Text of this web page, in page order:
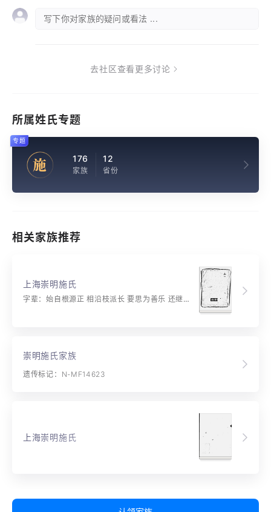
写下你对家族的疑问或看法 ...
去社区查看更多讨论
所属姓氏专题
施 176
家族
12
省份
专题
相关家族推荐
上海崇明施氏
字辈：始自根源正 相沿枝派长 要思为善乐 还继读书香 孝谊名当着 忠贞姓可扬 斯言常践履 奕世允亨昌
崇明施氏家族
遗传标记：N-MF14623
上海崇明施氏